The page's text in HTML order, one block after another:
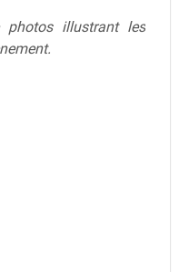
photos illustrant les